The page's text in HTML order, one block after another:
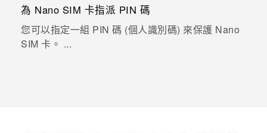
為 Nano SIM 卡指派 PIN 碼
您可以指定一組 PIN 碼 (個人識別碼) 來保護 Nano
SIM 卡。 ...